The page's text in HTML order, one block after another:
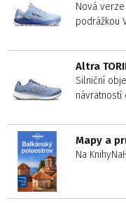
Nová
podrážkou
Altra
Silniční
návratností
Mapy a
Na